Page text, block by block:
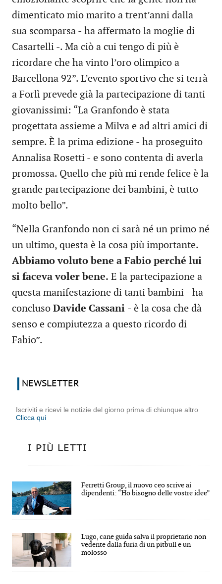
dimenticato mio marito a trent’anni dalla
sua scomparsa - ha affermato la moglie di
Casartelli -. Ma ciò a cui tengo di più è
ricordare che ha vinto l’oro olimpico a
Barcellona 92”. L’evento sportivo che si terrà
a Forlì prevede già la partecipazione di tanti
giovanissimi: “La Granfondo è stata
progettata assieme a Milva e ad altri amici di
sempre. È la prima edizione - ha proseguito
Annalisa Rosetti - e sono contenta di averla
promossa. Quello che più mi rende felice è la
grande partecipazione dei bambini, è tutto
molto bello”.
“Nella Granfondo non ci sarà né un primo né
un ultimo, questa è la cosa più importante.
Abbiamo voluto bene a Fabio perché lui
si faceva voler bene. E la partecipazione a
questa manifestazione di tanti bambini - ha
concluso Davide Cassani - è la cosa che dà
senso e compiutezza a questo ricordo di
Fabio”.
NEWSLETTER
Iscriviti e ricevi le notizie del giorno prima di chiunque altro
Clicca qui
I PIÙ LETTI
Ferretti Group, il nuovo ceo scrive ai
dipendenti: “Ho bisogno delle vostre idee”
Lugo, cane guida salva il proprietario non
vedente dalla furia di un pitbull e un
molosso